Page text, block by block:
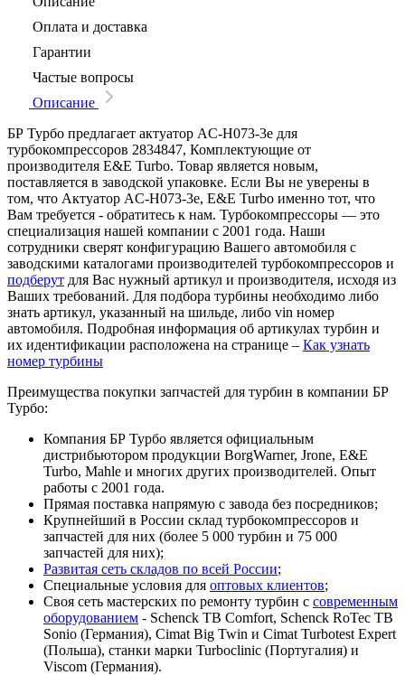
Оплата и доставка
Гарантии
Частые вопросы
Описание
БР Турбо предлагает актуатор AC-H073-3e для
турбокомпрессоров 2834847, Комплектующие от
производителя E&E Turbo. Товар является новым,
поставляется в заводской упаковке. Если Вы не уверены в
том, что Актуатор AC-H073-3e, E&E Turbo именно тот, что
Вам требуется - обратитесь к нам. Турбокомпрессоры — это
специализация нашей компании с 2001 года. Наши
сотрудники сверят конфигурацию Вашего автомобиля с
заводскими каталогами производителей турбокомпрессоров и
подберут для Вас нужный артикул и производителя, исходя из
Ваших требований. Для подбора турбины необходимо либо
знать артикул, указанный на шильде, либо vin номер
автомобиля. Подробная информация об артикулах турбин и
их идентификации расположена на странице – Как узнать
номер турбины
Преимущества покупки запчастей для турбин в компании БР
Турбо:
Компания БР Турбо является официальным
дистрибьютором продукции BorgWarner, Jrone, E&E
Turbo, Mahle и многих других производителей. Опыт
работы с 2001 года.
Прямая поставка напрямую с завода без посредников;
Крупнейший в России склад турбокомпрессоров и
запчастей для них (более 5 000 турбин и 75 000
запчастей для них);
Развитая сеть складов по всей России;
Специальные условия для оптовых клиентов;
Своя сеть мастерских по ремонту турбин с современным
оборудованием - Schenck TB Comfort, Schenck RoTec TB
Sonio (Германия), Cimat Big Twin и Cimat Turbotest Expert
(Польша), станки марки Turboclinic (Португалия) и
Viscom (Германия).